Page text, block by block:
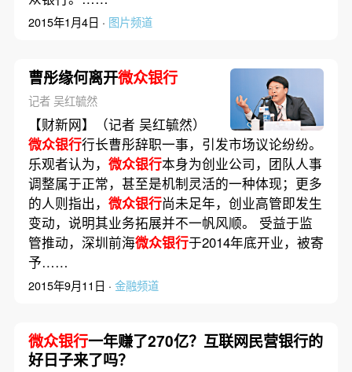
2015年1月4日 · 图片频道
曹彤缘何离开微众银行
记者 吴红毓然
【财新网】（记者 吴红毓然）
微众银行行长曹彤辞职一事，引发市场议论纷纷。
乐观者认为， 微众银行本身为创业公司，团队人事
调整属于正常，甚至是机制灵活的一种体现；更多
的人则指出， 微众银行尚未足年，创业高管即发生
变动，说明其业务拓展并不一帆风顺。 受益于监
管推动，深圳前海微众银行于2014年底开业，被寄
予……
2015年9月11日 · 金融频道
微众银行一年赚了270亿？互联网民营银行的
好日子来了吗？